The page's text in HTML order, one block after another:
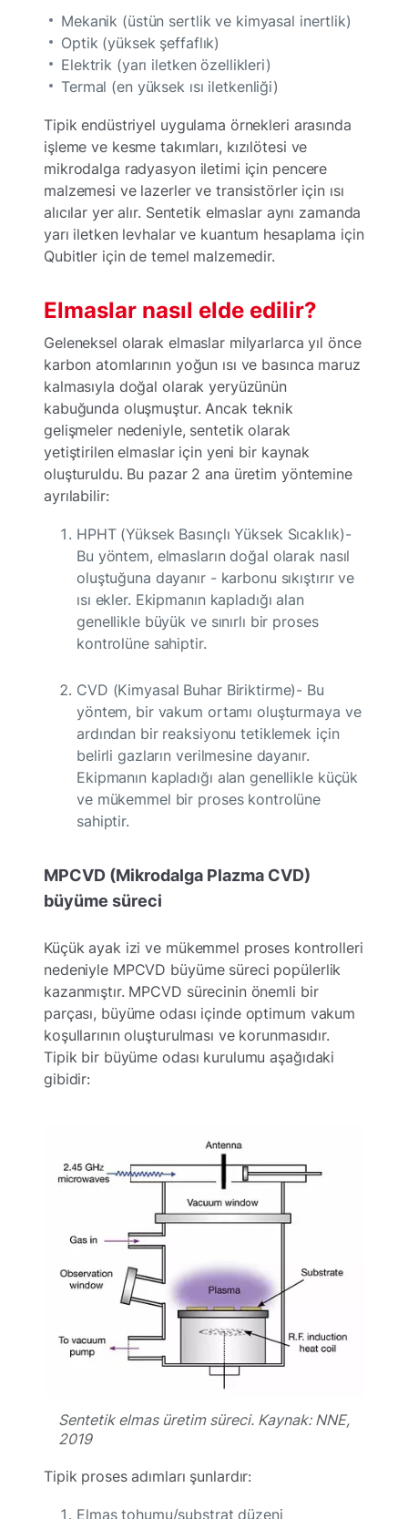
Mekanik (üstün sertlik ve kimyasal inertlik)
Optik (yüksek şeffaflık)
Elektrik (yarı iletken özellikleri)
Termal (en yüksek ısı iletkenliği)
Tipik endüstriyel uygulama örnekleri arasında
işleme ve kesme takımları, kızılötesi ve
mikrodalga radyasyon iletimi için pencere
malzemesi ve lazerler ve transistörler için ısı
alıcılar yer alır. Sentetik elmaslar aynı zamanda
yarı iletken levhalar ve kuantum hesaplama için
Qubitler için de temel malzemedir.
Elmaslar nasıl elde edilir?
Geleneksel olarak elmaslar milyarlarca yıl önce
karbon atomlarının yoğun ısı ve basınca maruz
kalmasıyla doğal olarak yeryüzünün
kabuğunda oluşmuştur. Ancak teknik
gelişmeler nedeniyle, sentetik olarak
yetiştirilen elmaslar için yeni bir kaynak
oluşturuldu. Bu pazar 2 ana üretim yöntemine
ayrılabilir:
HPHT (Yüksek Basınçlı Yüksek Sıcaklık)-
Bu yöntem, elmasların doğal olarak nasıl
oluştuğuna dayanır - karbonu sıkıştırır ve
ısı ekler. Ekipmanın kapladığı alan
genellikle büyük ve sınırlı bir proses
kontrolüne sahiptir.
CVD (Kimyasal Buhar Biriktirme)- Bu
yöntem, bir vakum ortamı oluşturmaya ve
ardından bir reaksiyonu tetiklemek için
belirli gazların verilmesine dayanır.
Ekipmanın kapladığı alan genellikle küçük
ve mükemmel bir proses kontrolüne
sahiptir.
MPCVD (Mikrodalga Plazma CVD)
büyüme süreci
Küçük ayak izi ve mükemmel proses kontrolleri
nedeniyle MPCVD büyüme süreci popülerlik
kazanmıştır. MPCVD sürecinin önemli bir
parçası, büyüme odası içinde optimum vakum
koşullarının oluşturulması ve korunmasıdır.
Tipik bir büyüme odası kurulumu aşağıdaki
gibidir:
Sentetik elmas üretim süreci. Kaynak: NNE,
2019
Tipik proses adımları şunlardır:
Elmas tohumu/substrat düzeni